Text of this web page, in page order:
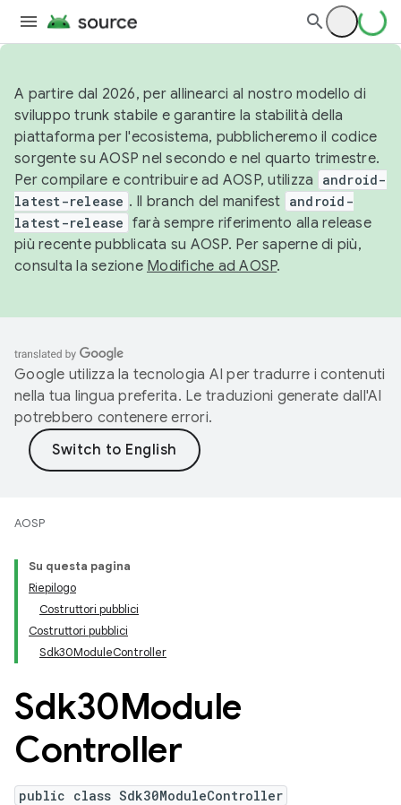
A partire dal 2026, per allinearci al nostro modello di
sviluppo trunk stabile e garantire la stabilità della
piattaforma per l'ecosistema, pubblicheremo il codice
sorgente su AOSP nel secondo e nel quarto trimestre.
Per compilare e contribuire ad AOSP, utilizza
android-
latest-release . Il branch del manifest android-
latest-release farà sempre riferimento alla release
più recente pubblicata su AOSP. Per saperne di più,
consulta la sezione Modifiche ad AOSP.
Google utilizza la tecnologia AI per tradurre i contenuti
nella tua lingua preferita. Le traduzioni generate dall'AI
potrebbero contenere errori.
AOSP
Su questa pagina
Riepilogo
Costruttori pubblici
Costruttori pubblici
Sdk30ModuleController
Sdk30Module
Controller
public class Sdk30ModuleController